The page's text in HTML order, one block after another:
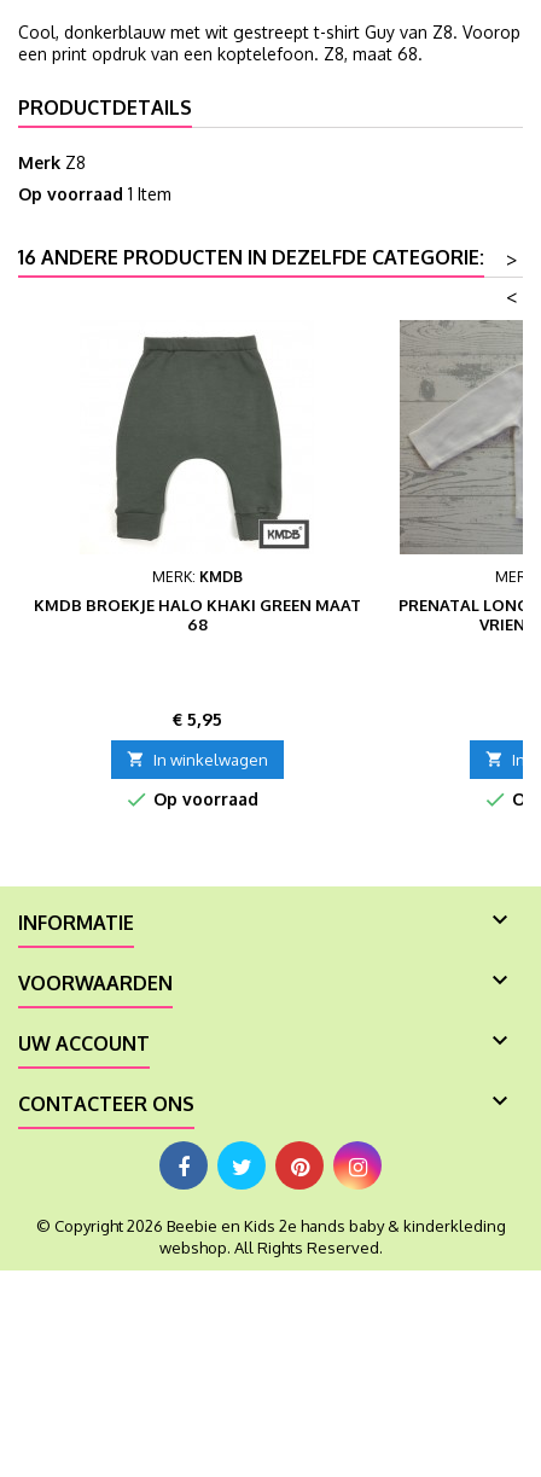
Cool, donkerblauw met wit gestreept t-shirt Guy van Z8. Voorop
een print opdruk van een koptelefoon. Z8, maat 68.
PRODUCTDETAILS
Merk Z8
Op voorraad 1 Item
16 ANDERE PRODUCTEN IN DEZELFDE CATEGORIE:
>
<
MERK: KMDB
KMDB BROEKJE HALO KHAKI GREEN MAAT
68
Prijs
€ 5,95
 In winkelwagen
 Op voorraad
MERK:
PRENATAL
 In

INFORMATIE 
VOORWAARDEN 
UW ACCOUNT 
CONTACTEER ONS 
© Copyright 2026 Beebie en Kids 2e hands baby & kinderkleding
webshop. All Rights Reserved.